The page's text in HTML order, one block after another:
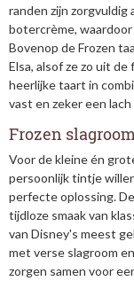
randen zijn
botercrème,
Bovenop de Frozen
Elsa, alsof ze zo uit
heerlijke taart in
vast en zeker een
Frozen
Voor de kleine én
persoonlijk tintje
perfecte oplossing.
tijdloze smaak van
van Disney's meest
met verse slagroom
zorgen samen voor